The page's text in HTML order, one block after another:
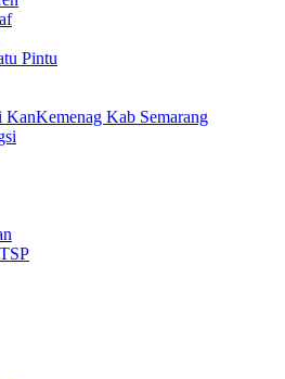
Pintu
KanKemenag Kab Semarang